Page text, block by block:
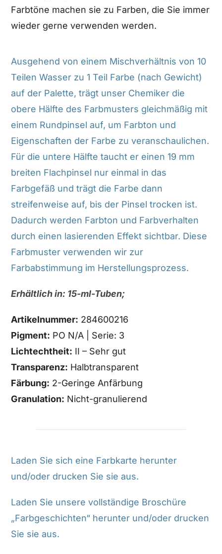
Farbtöne machen sie zu Farben, die Sie immer
wieder gerne verwenden werden.
Ausgehend von einem Mischverhältnis von 10
Teilen Wasser zu 1 Teil Farbe (nach Gewicht)
auf der Palette, trägt unser Chemiker die
obere Hälfte des Farbmusters gleichmäßig mit
einem Rundpinsel auf, um Farbton und
Eigenschaften der Farbe zu veranschaulichen.
Für die untere Hälfte taucht er einen 19 mm
breiten Flachpinsel nur einmal in das
Farbgefäß und trägt die Farbe dann
streifenweise auf, bis der Pinsel trocken ist.
Dadurch werden Farbton und Farbverhalten
durch einen lasierenden Effekt sichtbar. Diese
Farbmuster verwenden wir zur
Farbabstimmung im Herstellungsprozess.
Erhältlich in: 15-ml-Tuben;
Artikelnummer: 284600216
Pigment: PO N/A | Serie: 3
Lichtechtheit: II – Sehr gut
Transparenz: Halbtransparent
Färbung: 2-Geringe Anfärbung
Granulation: Nicht-granulierend
Laden Sie sich eine Farbkarte herunter
und/oder drucken Sie sie aus.
Laden Sie unsere vollständige Broschüre
„Farbgeschichten“ herunter und/oder drucken
Sie sie aus.